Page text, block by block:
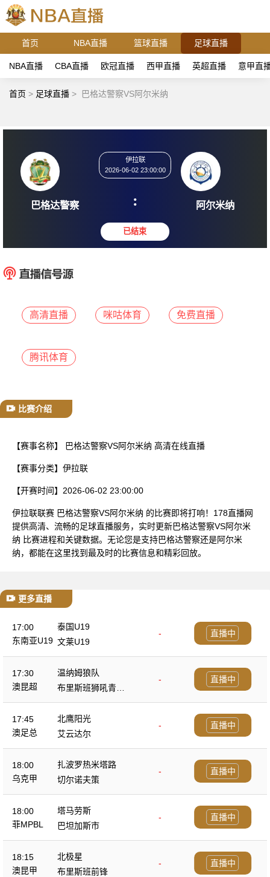
首页 NBA直播 篮球直播 足球直播
NBA直播 CBA直播 欧冠直播 西甲直播 英超直播 意甲直
首页 > 足球直播 > 巴格达警察VS阿尔米纳
巴格达警察
2026-06-02 23:00:00
: 阿尔
高清直播 咪咕体育 免费直播
腾讯体育
比赛介绍
【赛事名称】 巴格达警察VS阿尔米纳 高清在线直播
【赛事分类】 伊拉联
【开赛时间】 2026-06-02 23:00:00
伊拉联联赛 巴格达警察VS阿尔米纳 的比赛即将打响！178直播网
提供高清、流畅的足球直播服务，实时更新巴格达警察VS阿尔米
纳 比赛进程和关键数据。无论您是支持巴格达警察还是阿尔米
纳，都能在这里找到最及时的比赛信息和精彩回放。
更多直播
17:00
东南亚U19
泰国U19
-
文莱U19
直播中
17:30
澳昆超
温纳姆狼队
-
布里斯班狮吼青年
队
直播中
17:45
澳足总
北鹰阳光
-
艾云达尔
直播中
18:00
乌克甲
扎波罗热米塔路
-
切尔诺夫策
直播中
18:00
菲MPBL
塔马劳斯
-
巴坦加斯市
直播中
18:15
澳昆甲
北极星
-
布里斯班前锋
直播中